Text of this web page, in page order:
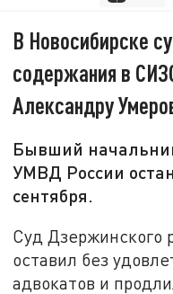
В Новосибирске
содержания в
Александру
Бывший
УМВД России
сентября.
Суд Дзержинского
оставил без
адвокатов и